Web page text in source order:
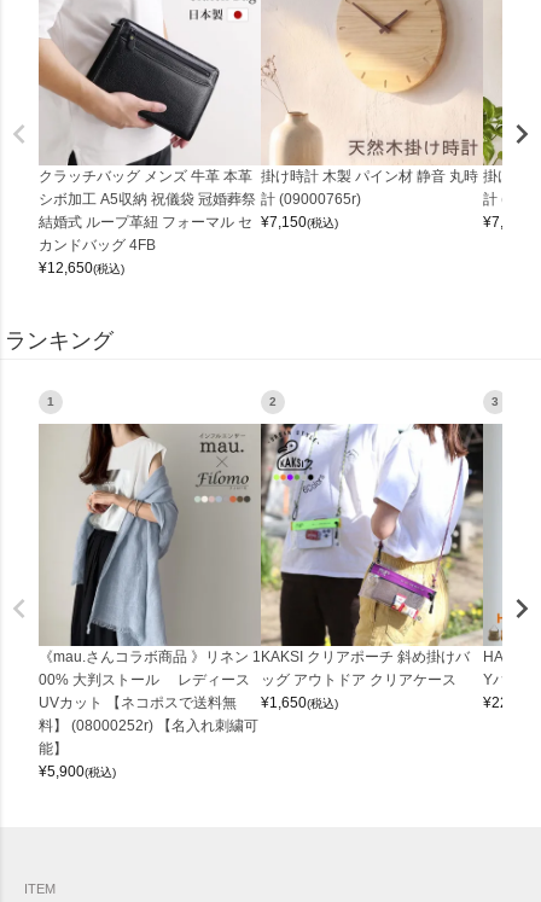
クラッチバッグ メンズ 牛革 本革
シボ加工 A5収納 祝儀袋 冠婚葬祭
結婚式 ループ革紐 フォーマル セ
カンドバッグ 4FB
¥12,650(税込)
掛け時計 木製 パイン材 静音 丸時
計 (09000765r)
¥7,150(税込)
掛け時
計
¥7,150
ランキング
1
《mau.さんコラボ商品 》リネン 1
00% 大判ストール レディース
UVカット 【ネコポスで送料無
料】 (08000252r) 【名入れ刺繍可
能】
¥5,900(税込)
2
KAKSI クリアポーチ 斜め掛けバ
ッグ アウトドア クリアケース
¥1,650(税込)
3
Yバッグ
¥22,000
ITEM